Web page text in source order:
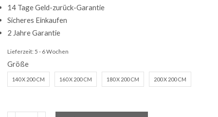
14 Tage Geld-zurück-Garantie
Sicheres Einkaufen
2 Jahre Garantie
Lieferzeit: 5 - 6 Wochen
Größe
140 X 200 CM 160 X 200 CM 180 X 200 CM 200 X 200 CM